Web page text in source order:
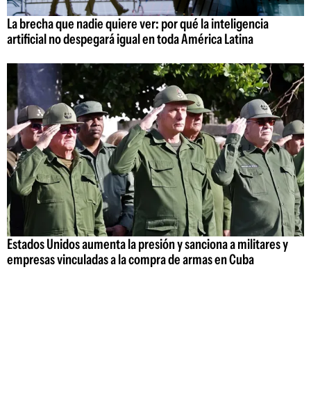
La brecha que nadie quiere ver: por qué la inteligencia
artificial no despegará igual en toda América Latina
Estados Unidos aumenta la presión y sanciona a militares y
empresas vinculadas a la compra de armas en Cuba